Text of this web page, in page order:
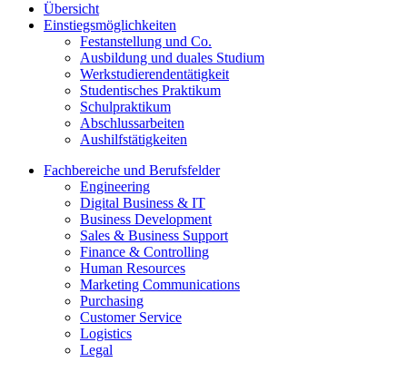
Übersicht
Einstiegsmöglichkeiten
Festanstellung und Co.
Ausbildung und duales Studium
Werkstudierendentätigkeit
Studentisches Praktikum
Schulpraktikum
Abschlussarbeiten
Aushilfstätigkeiten
Fachbereiche und Berufsfelder
Engineering
Digital Business & IT
Business Development
Sales & Business Support
Finance & Controlling
Human Resources
Marketing Communications
Purchasing
Customer Service
Logistics
Legal